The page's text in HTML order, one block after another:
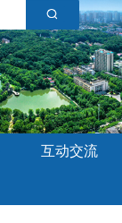
互动交流